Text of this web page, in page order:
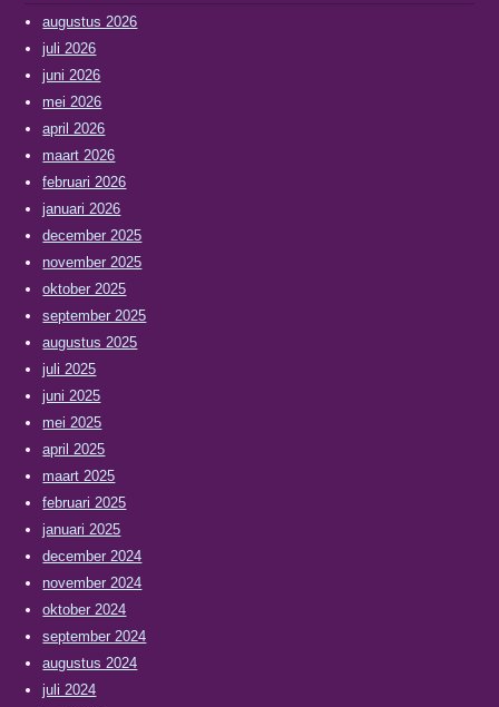
augustus 2026
juli 2026
juni 2026
mei 2026
april 2026
maart 2026
februari 2026
januari 2026
december 2025
november 2025
oktober 2025
september 2025
augustus 2025
juli 2025
juni 2025
mei 2025
april 2025
maart 2025
februari 2025
januari 2025
december 2024
november 2024
oktober 2024
september 2024
augustus 2024
juli 2024